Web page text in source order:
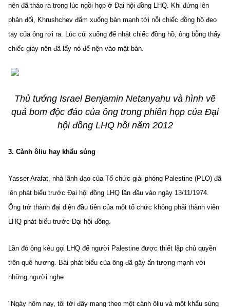
nên đã tháo ra trong lúc ngồi họp ở Đại hội đồng LHQ. Khi đứng lên
phản đối, Khrushchev đấm xuống bàn mạnh tới nỗi chiếc đồng hồ đeo
tay của ông rơi ra. Lúc cúi xuống để nhặt chiếc đồng hồ, ông bỗng thấy
chiếc giày nên đã lấy nó để nện vào mặt bàn.
Thủ tướng Israel Benjamin Netanyahu và hình vẽ
quả bom độc đáo của ông trong phiên họp của Đại
hội đồng LHQ hồi năm 2012
3. Cành ôliu hay khẩu súng
Yasser Arafat, nhà lãnh đạo của Tổ chức giải phóng Palestine (PLO) đã
lên phát biểu trước Đại hội đồng LHQ lần đầu vào ngày 13/11/1974.
Ông trở thành đại diện đầu tiên của một tổ chức không phải thành viên
LHQ phát biểu trước Đại hội đồng.
Lần đó ông kêu gọi LHQ để người Palestine được thiết lập chủ quyền
trên quê hương. Bài phát biểu của ông đã gây ấn tượng mạnh với
những người nghe.
"Ngày hôm nay, tôi tới đây mang theo một cành ôliu và một khẩu súng